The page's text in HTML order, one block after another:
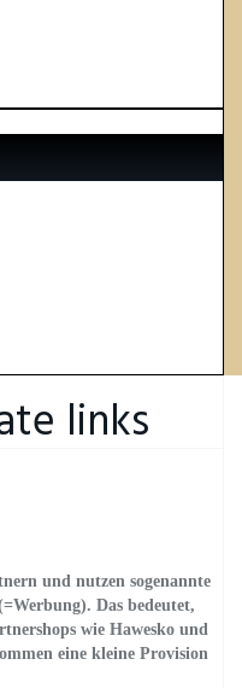
links
und nutzen sogenannte
Das bedeutet,
wie Hawesko und
eine kleine Provision